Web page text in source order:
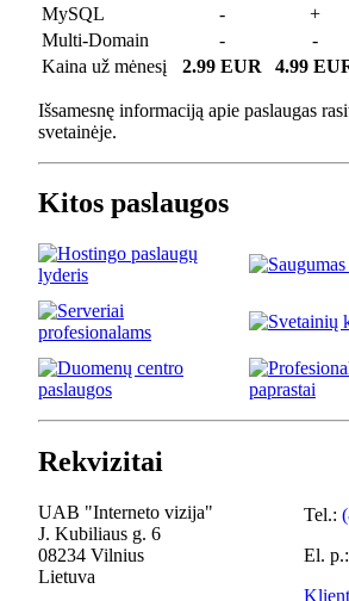
MySQL
- +
Multi-Domain
- -
Kaina už mėnesį
2.99 EUR 4.99
Išsamesnę informaciją apie paslaugas
svetainėje.
Kitos paslaugos
Rekvizitai
UAB "Interneto vizija"
J. Kubiliaus g. 6
08234 Vilnius
Lietuva
Tel.:
El. p.: